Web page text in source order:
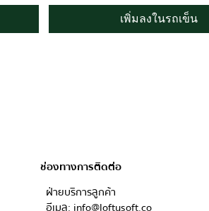
เพิ่มลงในรถเข็น
ช่องทางการติดต่อ
ริการลูกค้า
มล: info@loftysoft.co